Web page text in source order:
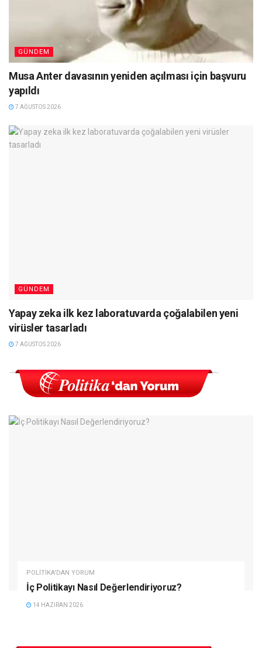
GÜNDEM
Musa Anter davasının yeniden açılması için başvuru
yapıldı
7 AĞUSTOS 2026
GÜNDEM
Yapay zeka ilk kez laboratuvarda çoğalabilen yeni
virüsler tasarladı
7 AĞUSTOS 2026
POLITIKA'DAN YORUM
İç Politikayı Nasıl Değerlendiriyoruz?
14 HAZIRAN 2026